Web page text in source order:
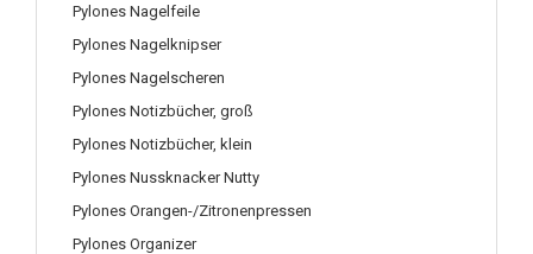
Pylones Nagelfeile
Pylones Nagelknipser
Pylones Nagelscheren
Pylones Notizbücher, groß
Pylones Notizbücher, klein
Pylones Nussknacker Nutty
Pylones Orangen-/Zitronenpressen
Pylones Organizer